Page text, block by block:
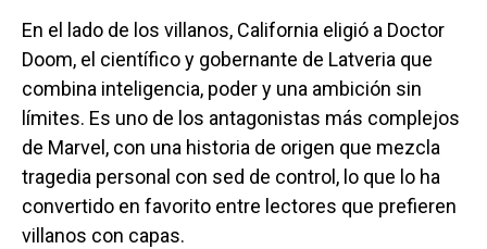
En el lado de los villanos, California eligió a Doctor
Doom, el científico y gobernante de Latveria que
combina inteligencia, poder y una ambición sin
límites. Es uno de los antagonistas más complejos
de Marvel, con una historia de origen que mezcla
tragedia personal con sed de control, lo que lo ha
convertido en favorito entre lectores que prefieren
villanos con capas.